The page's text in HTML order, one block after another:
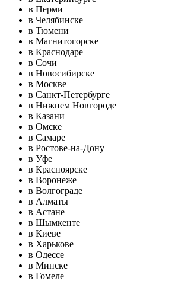
в Перми
в Челябинске
в Тюмени
в Магнитогорске
в Краснодаре
в Сочи
в Новосибирске
в Москве
в Санкт-Петербурге
в Нижнем Новгороде
в Казани
в Омске
в Самаре
в Ростове-на-Дону
в Уфе
в Красноярске
в Воронеже
в Волгограде
в Алматы
в Астане
в Шымкенте
в Киеве
в Харькове
в Одессе
в Минске
в Гомеле